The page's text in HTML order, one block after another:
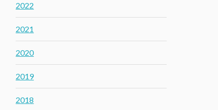
2022
2021
2020
2019
2018